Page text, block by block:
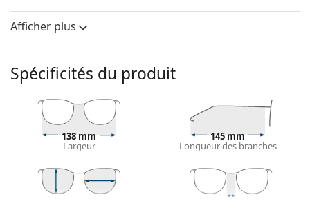
soleil grâce à la fonction d'essayage virtuel de
Lentiamo.
La couleur bleue de la monture s'accorde
parfaitement avec tous les types de teint et des
cheveux châtain clair, noirs ou blonds clairs.
Lunettes de soleil à montures carrées
sont un choix
idéal pour les personnes ayant une forme de visage
La monture des lunettes de soleil est fabriquée en
plastique de grande qualité, ce qui offre une grande
Afficher plus
Spécificités du produit
138 mm
Largeur
145 mm
Longueur des branches